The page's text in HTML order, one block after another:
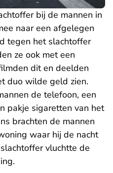
bij de mannen in
naar een afgelegen
tegen het slachtoffer
ze ook met een
dit en deelden
duo wilde geld zien.
de telefoon, een
pakje sigaretten van het
brachten de mannen
waar hij de nacht
vluchtte de